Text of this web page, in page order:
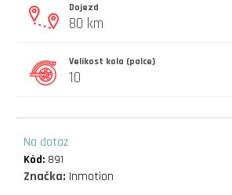
Dojezd
80 km
Velikost kola (palce)
10
Na dotaz
Kód: 891
Značka: Inmotion
M